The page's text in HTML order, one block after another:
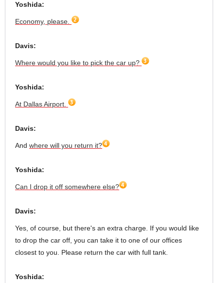
Yoshida:
Economy, please.
Davis:
Where would you like to pick the car up?
Yoshida:
At Dallas Airport.
Davis:
And where will you return it?
Yoshida:
Can I drop it off somewhere else?
Davis:
Yes, of course, but there's an extra charge. If you would like
to drop the car off, you can take it to one of our offices
closest to you. Please return the car with full tank.
Yoshida: